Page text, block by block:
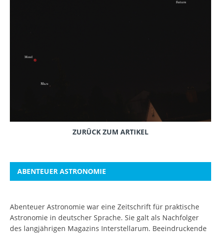
ZURÜCK ZUM ARTIKEL
ABENTEUER ASTRONOMIE
Abenteuer Astronomie war eine Zeitschrift für praktische
Astronomie in deutscher Sprache. Sie galt als Nachfolger
des langjährigen Magazins Interstellarum. Beeindruckende